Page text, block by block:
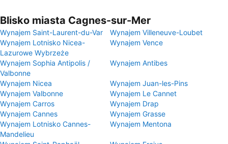
Blisko miasta Cagnes-sur-Mer
Wynajem Saint-Laurent-du-Var
Wynajem Villeneuve-Loubet
Wynajem Lotnisko Nicea-
Lazurowe Wybrzeże
Wynajem Vence
Wynajem Sophia Antipolis /
Valbonne
Wynajem Antibes
Wynajem Nicea
Wynajem Juan-les-Pins
Wynajem Valbonne
Wynajem Le Cannet
Wynajem Carros
Wynajem Drap
Wynajem Cannes
Wynajem Grasse
Wynajem Lotnisko Cannes-
Mandelieu
Wynajem Mentona